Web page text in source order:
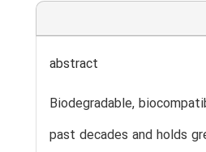
abstract
Biodegradable,
past decades and holds